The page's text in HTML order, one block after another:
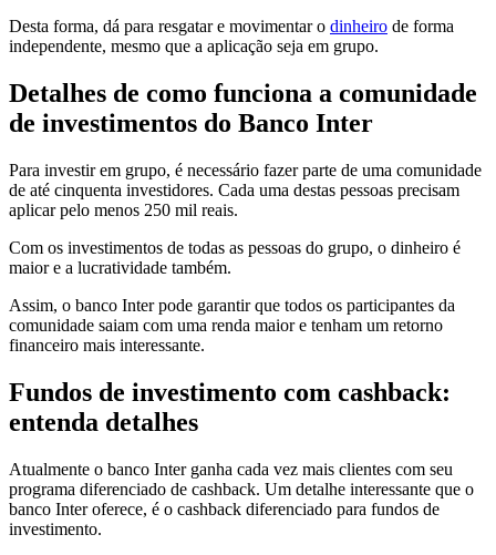
Desta forma, dá para resgatar e movimentar o dinheiro de forma
independente, mesmo que a aplicação seja em grupo.
Detalhes de como funciona a comunidade
de investimentos do Banco Inter
Para investir em grupo, é necessário fazer parte de uma comunidade
de até cinquenta investidores. Cada uma destas pessoas precisam
aplicar pelo menos 250 mil reais.
Com os investimentos de todas as pessoas do grupo, o dinheiro é
maior e a lucratividade também.
Assim, o banco Inter pode garantir que todos os participantes da
comunidade saiam com uma renda maior e tenham um retorno
financeiro mais interessante.
Fundos de investimento com cashback:
entenda detalhes
Atualmente o banco Inter ganha cada vez mais clientes com seu
programa diferenciado de cashback. Um detalhe interessante que o
banco Inter oferece, é o cashback diferenciado para fundos de
investimento.